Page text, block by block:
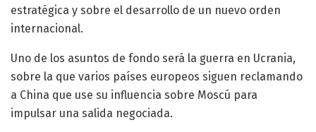
estratégica y sobre el desarrollo de un nuevo orden
internacional.
Uno de los asuntos de fondo será la guerra en Ucrania,
sobre la que varios países europeos siguen reclamando
a China que use su influencia sobre Moscú para
impulsar una salida negociada.